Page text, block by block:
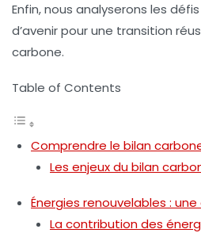
Enfin, nous analyserons les
d’avenir pour une transition
carbone.
Table of Contents
Comprendre le bilan
Les enjeux du bilan
Énergies renouvelables :
La contribution des